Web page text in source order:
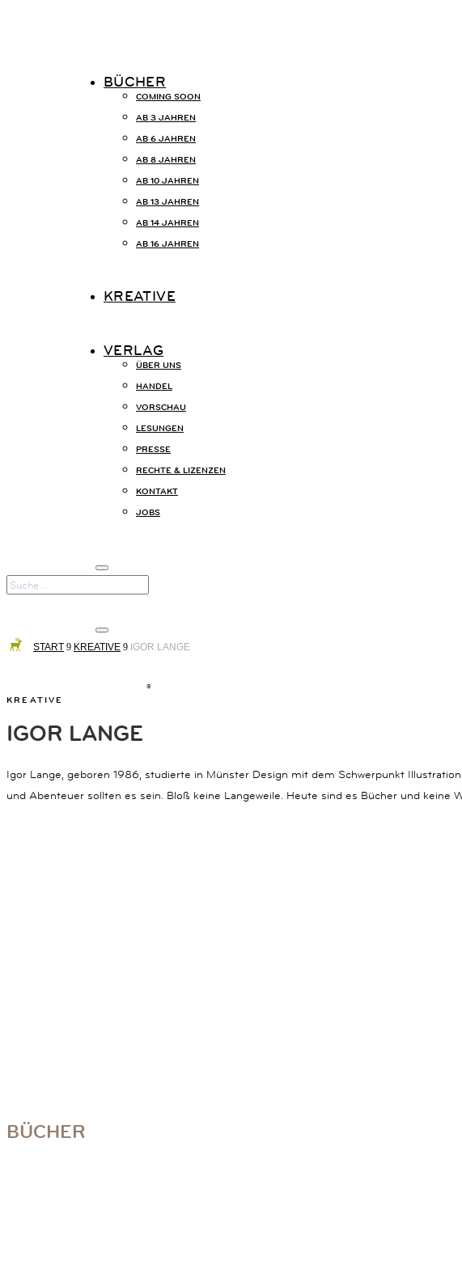
BÜCHER
COMING SOON
AB 3 JAHREN
AB 6 JAHREN
AB 8 JAHREN
AB 10 JAHREN
AB 13 JAHREN
AB 14 JAHREN
AB 16 JAHREN
KREATIVE
VERLAG
ÜBER UNS
HANDEL
VORSCHAU
LESUNGEN
PRESSE
RECHTE & LIZENZEN
KONTAKT
JOBS
START 9 KREATIVE 9 IGOR LANGE
©
KREATIVE
IGOR LANGE
Igor Lange, geboren 1986, studierte in Münster Design mit dem Schwerpunkt
und Abenteuer sollten es sein. Bloß keine Langeweile. Heute sind es Bücher und
BÜCHER